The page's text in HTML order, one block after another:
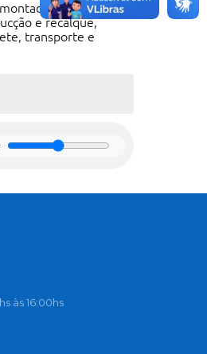
sobre skid,
e recalque,
transporte e
às 16:00hs